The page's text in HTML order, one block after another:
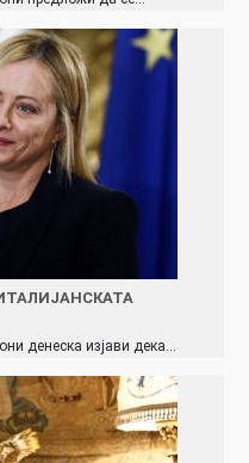
денеска изјави дека…